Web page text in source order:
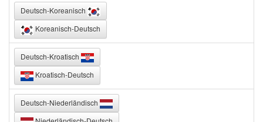
Deutsch-Koreanisch
Koreanisch-Deutsch
Deutsch-Kroatisch
Kroatisch-Deutsch
Deutsch-Niederländisch